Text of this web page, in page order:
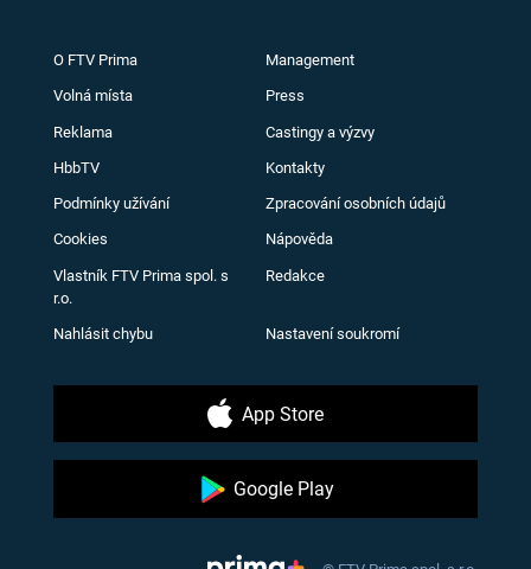
O FTV Prima Management
Volná místa Press
Reklama Castingy a výzvy
HbbTV Kontakty
Podmínky užívání Zpracování osobních údajů
Cookies Nápověda
Vlastník FTV Prima spol. s
r.o.
Redakce
Nahlásit chybu Nastavení soukromí
App Store
Google Play